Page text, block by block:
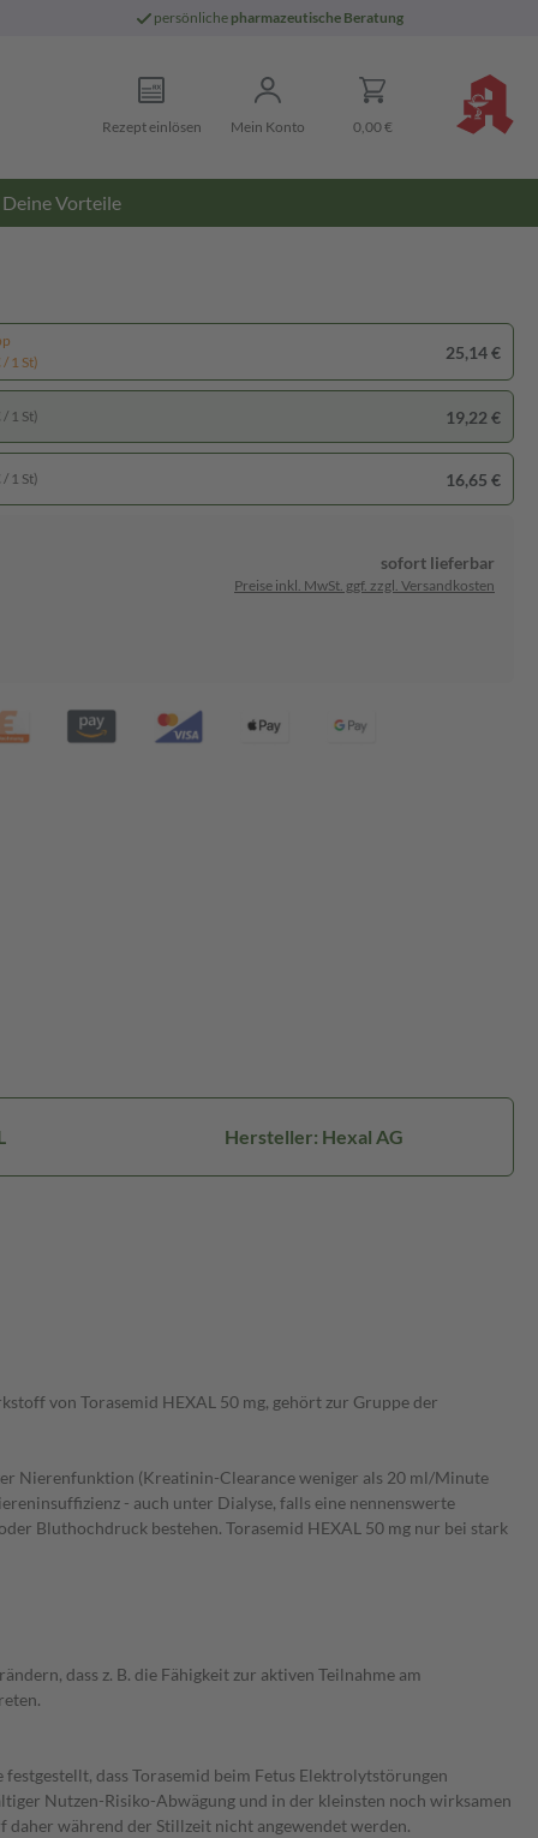
persönliche pharmazeutische Beratung
Rezept einlösen Mein Konto 0,00 €
Deine Vorteile
1 St)
25,14 €
1 St) 19,22 €
1 St) 16,65 €
sofort lieferbar
Preise inkl. MwSt. ggf. zzgl. Versandkosten
Hersteller: Hexal AG
von Torasemid HEXAL 50 mg, gehört zur Gruppe der
Nierenfunktion (Kreatinin-Clearance weniger als 20 ml/Minute
- auch unter Dialyse, falls eine nennenswerte
Bluthochdruck bestehen. Torasemid HEXAL 50 mg nur bei stark
dass z. B. die Fähigkeit zur aktiven Teilnahme am
dass Torasemid beim Fetus Elektrolytstörungen
Nutzen-Risiko-Abwägung und in der kleinsten noch wirksamen
daher während der Stillzeit nicht angewendet werden.